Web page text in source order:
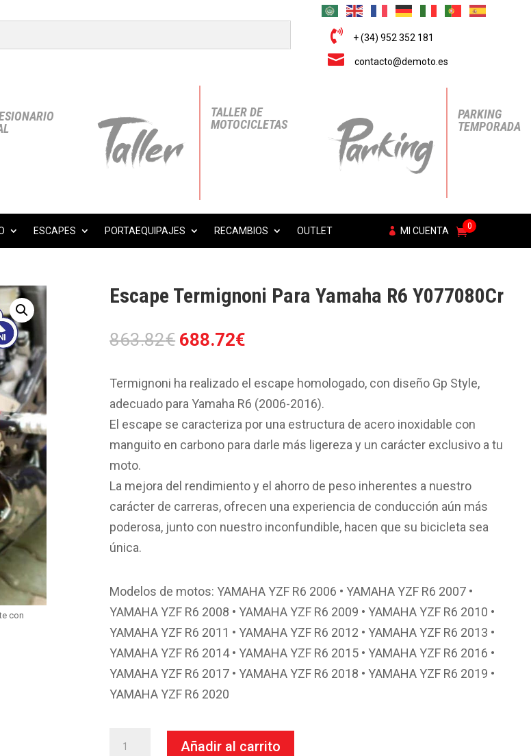
 + (34) 952 352 181
 contacto@demoto.es
TALLER DE
MOTOCICLETAS
PARKING
TEMPORADA
ESCAPES PORTAEQUIPAJES RECAMBIOS OUTLET MI CUENTA 0
con
Escape Termignoni Para Yamaha R6 Y077080Cr
863.82€ El
original
era:
863.82€.
688.72€
actual
es:
688.72€.
Termignoni ha realizado el escape homologado, con diseño Gp Style,
adecuado para Yamaha R6 (2006-2016).
El escape se caracteriza por una estructura de acero inoxidable con
manguito en carbono para darle más ligereza y un carácter exclusivo a tu
moto.
La mejora del rendimiento y el ahorro de peso inherentes a nuestro
carácter de carreras, ofrecen una experiencia de conducción aún más
poderosa, junto con nuestro inconfundible, hacen que su bicicleta sea
única.
Modelos de motos: YAMAHA YZF R6 2006 • YAMAHA YZF R6 2007 •
YAMAHA YZF R6 2008 • YAMAHA YZF R6 2009 • YAMAHA YZF R6 2010 •
YAMAHA YZF R6 2011 • YAMAHA YZF R6 2012 • YAMAHA YZF R6 2013 •
YAMAHA YZF R6 2014 • YAMAHA YZF R6 2015 • YAMAHA YZF R6 2016 •
YAMAHA YZF R6 2017 • YAMAHA YZF R6 2018 • YAMAHA YZF R6 2019 •
YAMAHA YZF R6 2020
Añadir al carrito